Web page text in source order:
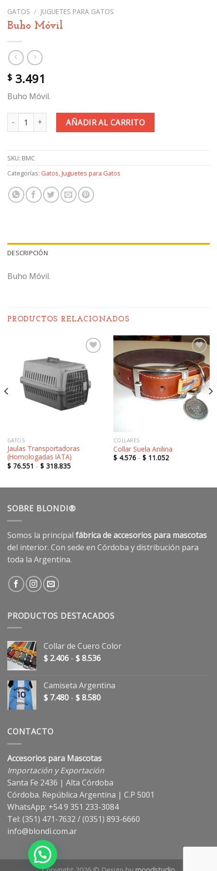
GATOS / JUGUETES PARA GATOS
Buho Móvil
$ 3.491
Buho Móvil.
Buho Móvil cantidadAÑADIR AL CARRITO
SKU: BMC
Categorías: Gatos,Juguetes para Gatos
DESCRIPCIÓN
Buho Móvil.
PRODUCTOS RELACIONADOS
Añadir
a la
lista de
deseos
GATOS
Jaulas Transportadoras
(Homologadas IATA)
$76.551 - $318.835Rango
$ 76.551
$ 318.835
Añadir
a la
lista de
deseos
COLLARES
Collar Suela Anilina
$4.576 - $11.052Rango
hasta
SOBRE BLONDI®
Somos la principal fábrica de accesorios para mascotas
del interior. Con sede en Córdoba y distribución para
toda la Argentina.
PRODUCTOS DESTACADOS
Collar de Cuero Color
$ 2.406 - $8.536Rango
desde
$ 2.406
Camiseta Argentina
$ 7.480 - $8.580Rango
$ 8.580
CONTACTO
Accesorios para Mascotas
Importación y Exportación
Santa Fe 2436 | Alta Córdoba
Córdoba. República Argentina | C.P 5001
WhatsApp: +54 9 351 233-3084
Tel: (351) 471-7632 / (0351) 893-6660
info@blondi.com.ar